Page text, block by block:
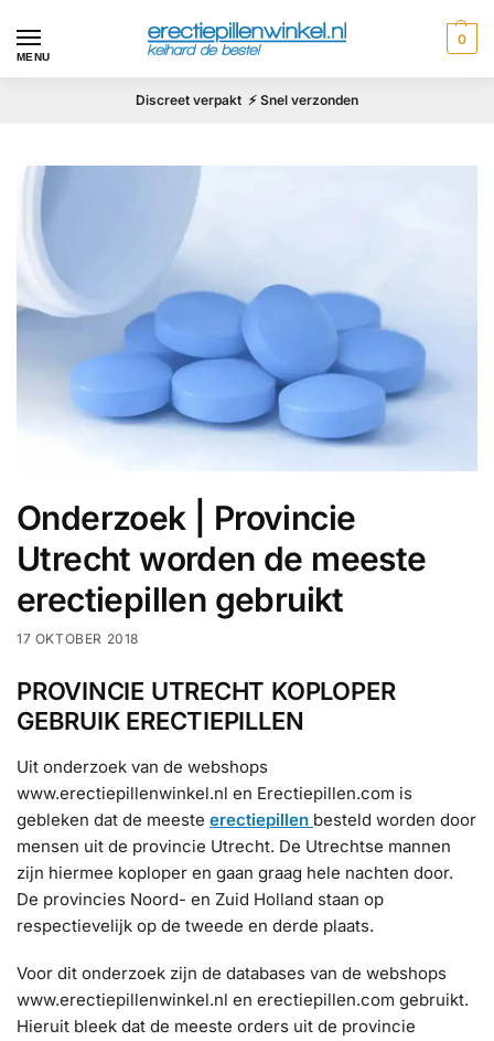
MENU
0
Discreet verpakt ⚡ Snel verzonden
Onderzoek | Provincie
Utrecht worden de meeste
erectiepillen gebruikt
17 OKTOBER 2018
PROVINCIE UTRECHT KOPLOPER
GEBRUIK ERECTIEPILLEN
Uit onderzoek van de webshops
www.erectiepillenwinkel.nl en Erectiepillen.com is
gebleken dat de meeste erectiepillen besteld worden door
mensen uit de provincie Utrecht. De Utrechtse mannen
zijn hiermee koploper en gaan graag hele nachten door.
De provincies Noord- en Zuid Holland staan op
respectievelijk op de tweede en derde plaats.
Voor dit onderzoek zijn de databases van de webshops
www.erectiepillenwinkel.nl en erectiepillen.com gebruikt.
Hieruit bleek dat de meeste orders uit de provincie